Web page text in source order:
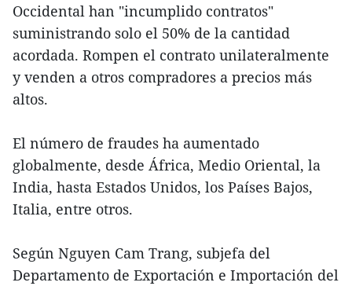
Occidental han "incumplido contratos"
suministrando solo el 50% de la cantidad
acordada. Rompen el contrato unilateralmente
y venden a otros compradores a precios más
altos.
El número de fraudes ha aumentado
globalmente, desde África, Medio Oriental, la
India, hasta Estados Unidos, los Países Bajos,
Italia, entre otros.
Según Nguyen Cam Trang, subjefa del
Departamento de Exportación e Importación del